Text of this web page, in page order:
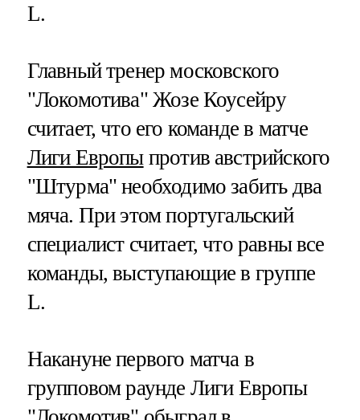
L.
Главный тренер московского
"Локомотива" Жозе Коусейру
считает, что его команде в матче
Лиги Европыпротив австрийского
"Штурма" необходимо забить два
мяча. При этом португальский
специалист считает, что равны все
команды, выступающие в группе
L.
Накануне первого матча в
групповом раунде Лиги Европы